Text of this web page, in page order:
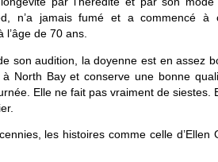
n’a jamais fumé et a commencé à
de 70 ans.
son audition, la doyenne est en assez
North Bay et conserve une bonne
Elle ne fait pas vraiment de siestes.
les histoires comme celle